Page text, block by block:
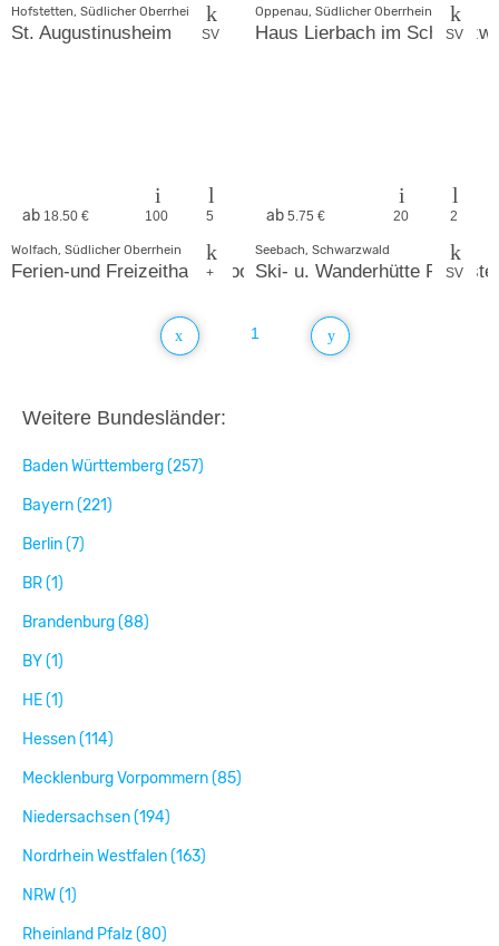
SV
Hofstetten, Südlicher Oberrhein
St. Augustinusheim SV
Oppenau, Südlicher Oberrhein
Haus Lierbach im
ab 18.50 € 100 5
+
Wolfach, Südlicher Oberrhein
Ferien-und Freizeithaus Moosenmättle
ab 5.75 € 20 2
SV
Seebach, Schwarzwald
Ski- u. Wanderhütte
1
Weitere Bundesländer:
Baden Württemberg (257)
Bayern (221)
Berlin (7)
BR (1)
Brandenburg (88)
BY (1)
HE (1)
Hessen (114)
Mecklenburg Vorpommern (85)
Niedersachsen (194)
Nordrhein Westfalen (163)
NRW (1)
Rheinland Pfalz (80)